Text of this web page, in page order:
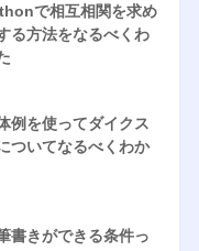
で相互相関を求め
る方法をなるべくわ
例を使ってダイクス
ついてなるべくわか
書きができる条件っ